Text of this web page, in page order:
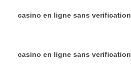
casino en ligne sans verification
casino en ligne sans verification